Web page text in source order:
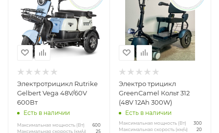
Показать еще
Другое
Трехколесные взрослые
Электротрицикл Rutrike
Gelbert Vega 48V/60V
600Вт
Есть в наличии
Максимальная мощность (Вт) 600
Максимальная скорость (км/ч) 25
Электро трицикл
GreenCamel Кольт 312
(48V 12Ah 300W)
Есть в наличии
Максимальная мощность (Вт) 300
Максимальная скорость (км/ч) 20